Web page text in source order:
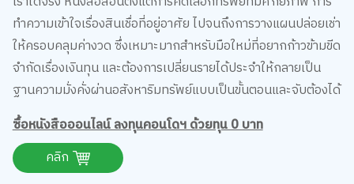
ทำความเข้าใจเรื่องสินเชื่อที่อยู่อาศัย ไปจนถึงการวางแผนปล่อยเช่า
ให้ครอบคลุมค่างวด ซึ่งเหมาะมากสำหรับมือใหม่ที่อยากก้าวข้ามขีด
จำกัดเรื่องเงินทุน และต้องการเปลี่ยนรายได้ประจำให้กลายเป็น
ฐานความมั่งคั่งผ่านอสังหาริมทรัพย์แบบเป็นขั้นตอนและจับต้องได้
ซื้อหนังสือออนไลน์ ลงทุนคอนโดฯ ด้วยทุน 0 บาท
คลิก